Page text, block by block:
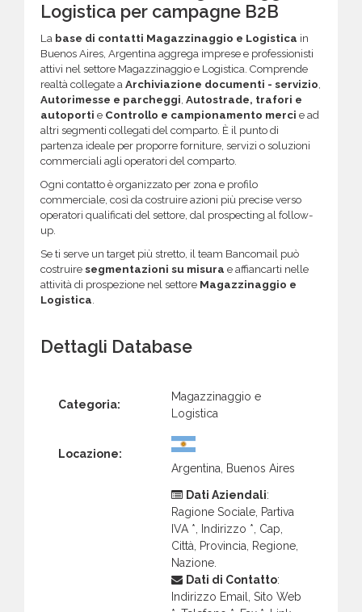
Logistica per campagne B2B
La base di contatti Magazzinaggio e Logistica in
Buenos Aires, Argentina aggrega imprese e professionisti
attivi nel settore Magazzinaggio e Logistica. Comprende
realtà collegate a Archiviazione documenti - servizio,
Autorimesse e parcheggi, Autostrade, trafori e
autoporti e Controllo e campionamento merci e ad
altri segmenti collegati del comparto. È il punto di
partenza ideale per proporre forniture, servizi o soluzioni
commerciali agli operatori del comparto.
Ogni contatto è organizzato per zona e profilo
commerciale, così da costruire azioni più precise verso
operatori qualificati del settore, dal prospecting al follow-
up.
Se ti serve un target più stretto, il team Bancomail può
costruire segmentazioni su misura e affiancarti nelle
attività di prospezione nel settore Magazzinaggio e
Logistica.
Dettagli Database
Categoria:
Magazzinaggio e
Logistica
Locazione:
Argentina, Buenos Aires
Dati Aziendali:
Ragione Sociale, Partiva
IVA *, Indirizzo *, Cap,
Città, Provincia, Regione,
Nazione.
Dati di Contatto:
Indirizzo Email, Sito Web